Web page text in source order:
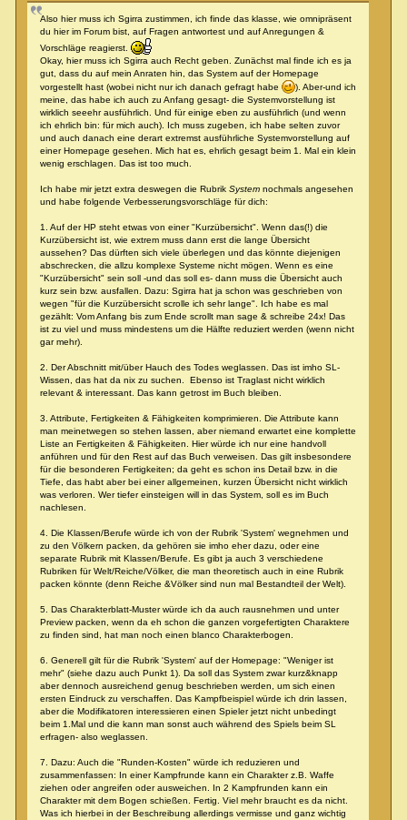
Also hier muss ich Sgirra zustimmen, ich finde das klasse, wie omnipräsent
du hier im Forum bist, auf Fragen antwortest und auf Anregungen &
Vorschläge reagierst.
Okay, hier muss ich Sgirra auch Recht geben. Zunächst mal finde ich es ja
gut, dass du auf mein Anraten hin, das System auf der Homepage
vorgestellt hast (wobei nicht nur ich danach gefragt habe
). Aber-und ich
meine, das habe ich auch zu Anfang gesagt- die Systemvorstellung ist
wirklich seeehr ausführlich. Und für einige eben zu ausführlich (und wenn
ich ehrlich bin: für mich auch). Ich muss zugeben, ich habe selten zuvor
und auch danach eine derart extremst ausführliche Systemvorstellung auf
einer Homepage gesehen. Mich hat es, ehrlich gesagt beim 1. Mal ein klein
wenig erschlagen. Das ist too much.
Ich habe mir jetzt extra deswegen die Rubrik Systemnochmals angesehen
und habe folgende Verbesserungsvorschläge für dich:
1. Auf der HP steht etwas von einer "Kurzübersicht". Wenn das(!) die
Kurzübersicht ist, wie extrem muss dann erst die lange Übersicht
aussehen? Das dürften sich viele überlegen und das könnte diejenigen
abschrecken, die allzu komplexe Systeme nicht mögen. Wenn es eine
"Kurzübersicht" sein soll -und das soll es- dann muss die Übersicht auch
kurz sein bzw. ausfallen. Dazu: Sgirra hat ja schon was geschrieben von
wegen "für die Kurzübersicht scrolle ich sehr lange". Ich habe es mal
gezählt: Vom Anfang bis zum Ende scrollt man sage & schreibe 24x! Das
ist zu viel und muss mindestens um die Hälfte reduziert werden (wenn nicht
gar mehr).
2. Der Abschnitt mit/über Hauch des Todes weglassen. Das ist imho SL-
Wissen, das hat da nix zu suchen. Ebenso ist Traglast nicht wirklich
relevant & interessant. Das kann getrost im Buch bleiben.
3. Attribute, Fertigkeiten & Fähigkeiten komprimieren. Die Attribute kann
man meinetwegen so stehen lassen, aber niemand erwartet eine komplette
Liste an Fertigkeiten & Fähigkeiten. Hier würde ich nur eine handvoll
anführen und für den Rest auf das Buch verweisen. Das gilt insbesondere
für die besonderen Fertigkeiten; da geht es schon ins Detail bzw. in die
Tiefe, das habt aber bei einer allgemeinen, kurzen Übersicht nicht wirklich
was verloren. Wer tiefer einsteigen will in das System, soll es im Buch
nachlesen.
4. Die Klassen/Berufe würde ich von der Rubrik 'System' wegnehmen und
zu den Völkern packen, da gehören sie imho eher dazu, oder eine
separate Rubrik mit Klassen/Berufe. Es gibt ja auch 3 verschiedene
Rubriken für Welt/Reiche/Völker, die man theoretisch auch in eine Rubrik
packen könnte (denn Reiche &Völker sind nun mal Bestandteil der Welt).
5. Das Charakterblatt-Muster würde ich da auch rausnehmen und unter
Preview packen, wenn da eh schon die ganzen vorgefertigten Charaktere
zu finden sind, hat man noch einen blanco Charakterbogen.
6. Generell gilt für die Rubrik 'System' auf der Homepage: "Weniger ist
mehr" (siehe dazu auch Punkt 1). Da soll das System zwar kurz&knapp
aber dennoch ausreichend genug beschrieben werden, um sich einen
ersten Eindruck zu verschaffen. Das Kampfbeispiel würde ich drin lassen,
aber die Modifikatoren interessieren einen Spieler jetzt nicht unbedingt
beim 1.Mal und die kann man sonst auch während des Spiels beim SL
erfragen- also weglassen.
7. Dazu: Auch die "Runden-Kosten" würde ich reduzieren und
zusammenfassen: In einer Kampfrunde kann ein Charakter z.B. Waffe
ziehen oder angreifen oder ausweichen. In 2 Kampfrunden kann ein
Charakter mit dem Bogen schießen. Fertig. Viel mehr braucht es da nicht.
Was ich hierbei in der Beschreibung allerdings vermisse und ganz wichtig